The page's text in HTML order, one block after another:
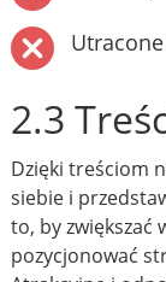
2.3
Dzięki treściom
siebie i
to, by zwiększać
pozycjonować